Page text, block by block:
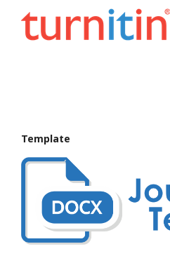
Template